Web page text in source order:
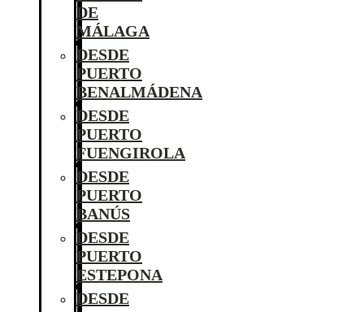
DE
MÁLAGA
DESDE
PUERTO
BENALMÁDENA
DESDE
PUERTO
FUENGIROLA
DESDE
PUERTO
BANÚS
DESDE
PUERTO
ESTEPONA
DESDE